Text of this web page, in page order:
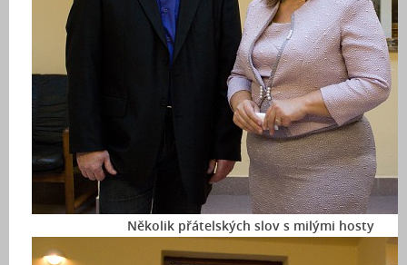
Několik přátelských slov s milými hosty